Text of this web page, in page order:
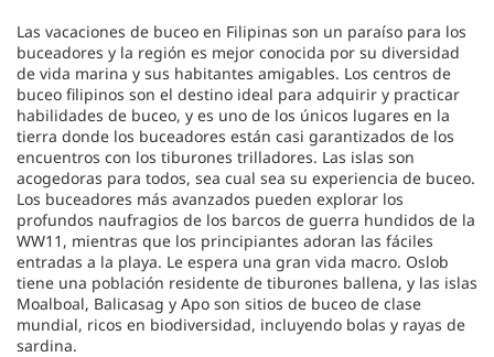
Las vacaciones de buceo en Filipinas son un paraíso para los
buceadores y la región es mejor conocida por su diversidad
de vida marina y sus habitantes amigables. Los centros de
buceo filipinos son el destino ideal para adquirir y practicar
habilidades de buceo, y es uno de los únicos lugares en la
tierra donde los buceadores están casi garantizados de los
encuentros con los tiburones trilladores. Las islas son
acogedoras para todos, sea cual sea su experiencia de buceo.
Los buceadores más avanzados pueden explorar los
profundos naufragios de los barcos de guerra hundidos de la
WW11, mientras que los principiantes adoran las fáciles
entradas a la playa. Le espera una gran vida macro. Oslob
tiene una población residente de tiburones ballena, y las islas
Moalboal, Balicasag y Apo son sitios de buceo de clase
mundial, ricos en biodiversidad, incluyendo bolas y rayas de
sardina.